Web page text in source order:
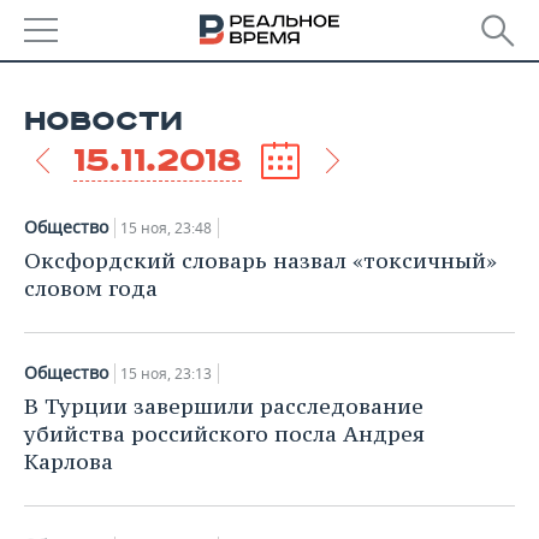
УДМУРТИЯ
НОВОСТИ
НОВОСТИ АНАЛИТИКИ
ДЕКЛАРАЦИИ О ДОХОДАХ
КОРОЛИ ГОСЗАКАЗА ПФО
ВУЗЫ ТАТАРСТАНА
КОМУ ПРИНАДЛЕЖАТ
ТАТАРСТАНА
ЭКОНОМИКА
НОВОСТИ ЭКОНОМИКИ
ФИНАНСЫ
БАНКИ
БЮДЖЕТ
НОВОСТИ
ПРОМЫШЛЕННОСТИ
АГРОПРОМ
НЕДВИЖИМОСТЬ
НОВОСТИ НЕДВИЖИМОСТИ
АВТО
НОВОСТИ АВТО
БИЗНЕС
НОВОСТИ
15.11.2018
Общество 15 ноя, 23:48
Оксфордский словарь назвал «токсичный»
словом года
Общество 15 ноя, 23:13
В Турции завершили расследование
убийства российского посла Андрея
Карлова